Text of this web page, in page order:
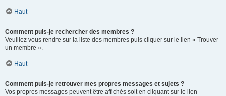
Haut
Comment puis-je rechercher des membres ?
Veuillez vous rendre sur la liste des membres puis cliquer sur le lien « Trouver
un membre ».
Haut
Comment puis-je retrouver mes propres messages et sujets ?
Vos propres messages peuvent être affichés soit en cliquant sur le lien